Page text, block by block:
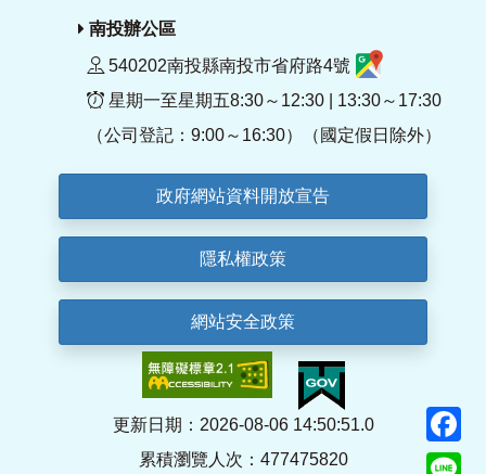
南投辦公區
540202南投縣南投市省府路4號
星期一至星期五8:30～12:30 | 13:30～17:30
（公司登記：9:00～16:30）（國定假日除外）
政府網站資料開放宣告
隱私權政策
網站安全政策
更新日期：2026-08-06 14:50:51.0
累積瀏覽人次：477475820